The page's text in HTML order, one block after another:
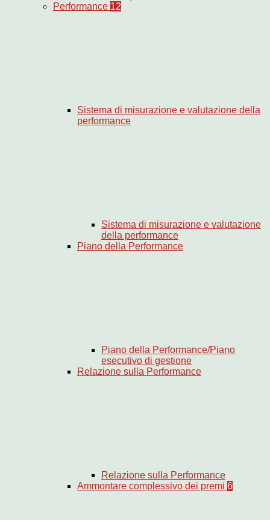
Performance 12
Sistema di misurazione e valutazione della
performance
Sistema di misurazione e valutazione
della performance
Piano della Performance
Piano della Performance/Piano
esecutivo di gestione
Relazione sulla Performance
Relazione sulla Performance
Ammontare complessivo dei premi 6